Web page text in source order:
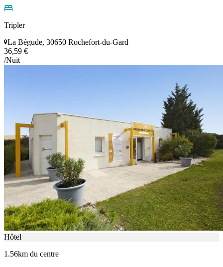
Tripler
La Bégude, 30650 Rochefort-du-Gard
36,59 €
/Nuit
Hôtel
1.56km du centre